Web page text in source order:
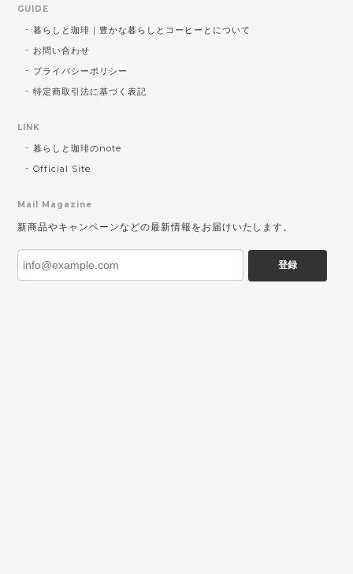
GUIDE
暮らしと珈琲｜豊かな暮らしとコーヒーとについて
お問い合わせ
プライバシーポリシー
特定商取引法に基づく表記
LINK
暮らしと珈琲のnote
Official Site
Mail Magazine
新商品やキャンペーンなどの最新情報をお届けいたします。
登録